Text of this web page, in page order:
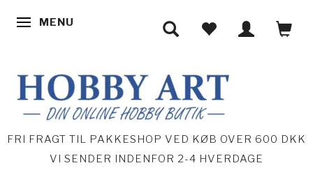
SKIFTE NAVIGATION
MENU
FRI FRAGT TIL PAKKESHOP VED KØB OVER 600 DKK
VI SENDER INDENFOR 2-4 HVERDAGE